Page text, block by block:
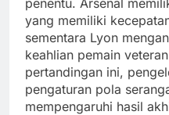
yang memiliki
sementara Lyon
keahlian pemain
pertandingan ini,
pengaturan pola
mempengaruhi hasil